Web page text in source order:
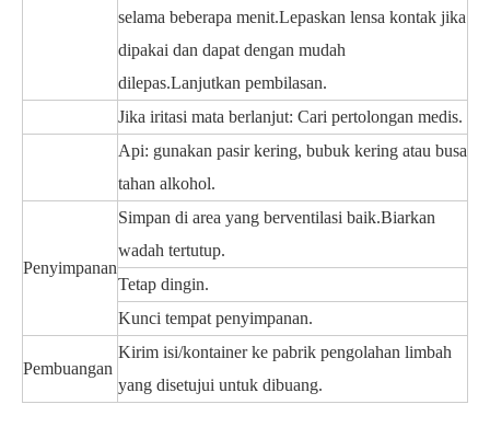
selama beberapa menit.Lepaskan lensa kontak jika
dipakai dan dapat dengan mudah
dilepas.Lanjutkan pembilasan.
Jika iritasi mata berlanjut: Cari pertolongan medis.
Api: gunakan pasir kering, bubuk kering atau busa
tahan alkohol.
Penyimpanan
Simpan di area yang berventilasi baik.Biarkan
wadah tertutup.
Tetap dingin.
Kunci tempat penyimpanan.
Pembuangan
Kirim isi/kontainer ke pabrik pengolahan limbah
yang disetujui untuk dibuang.